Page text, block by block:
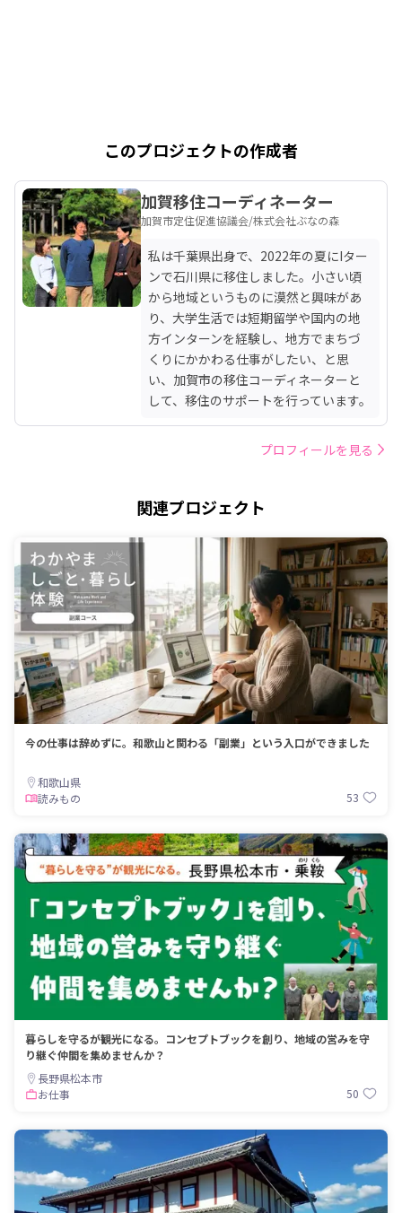
このプロジェクトの作成者
加賀移住コーディネーター
加賀市定住促進協議会/株式会社ぶなの森
私は千葉県出身で、2022年の夏にIター
ンで石川県に移住しました。小さい頃
から地域というものに漠然と興味があ
り、大学生活では短期留学や国内の地
方インターンを経験し、地方でまちづ
くりにかかわる仕事がしたい、と思
い、加賀市の移住コーディネーターと
して、移住のサポートを行っています。
プロフィールを見る
関連プロジェクト
今の仕事は辞めずに。和歌山と関わる「副業」という入口ができました
和歌山県
読みもの
53
暮らしを守るが観光になる。コンセプトブックを創り、地域の営みを守
り継ぐ仲間を集めませんか？
長野県松本市
お仕事
50